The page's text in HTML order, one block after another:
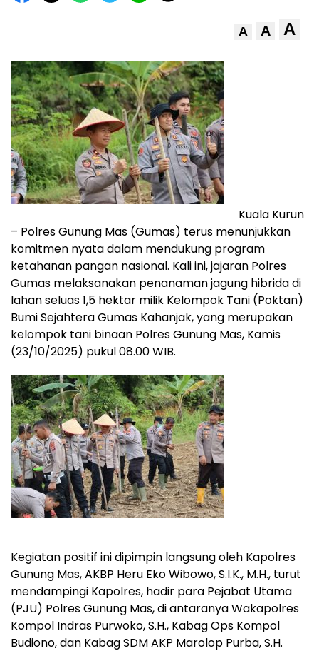
A A A
Kuala Kurun
– Polres Gunung Mas (Gumas) terus menunjukkan
komitmen nyata dalam mendukung program
ketahanan pangan nasional. Kali ini, jajaran Polres
Gumas melaksanakan penanaman jagung hibrida di
lahan seluas 1,5 hektar milik Kelompok Tani (Poktan)
Bumi Sejahtera Gumas Kahanjak, yang merupakan
kelompok tani binaan Polres Gunung Mas, Kamis
(23/10/2025) pukul 08.00 WIB.
Kegiatan positif ini dipimpin langsung oleh Kapolres
Gunung Mas, AKBP Heru Eko Wibowo, S.I.K., M.H., turut
mendampingi Kapolres, hadir para Pejabat Utama
(PJU) Polres Gunung Mas, di antaranya Wakapolres
Kompol Indras Purwoko, S.H., Kabag Ops Kompol
Budiono, dan Kabag SDM AKP Marolop Purba, S.H.